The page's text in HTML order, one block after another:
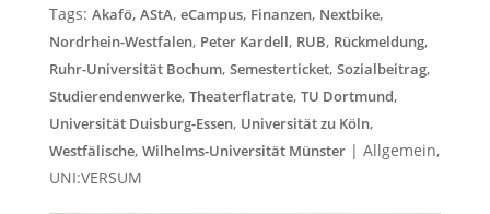
Tags: Akafö, AStA, eCampus, Finanzen, Nextbike,
Nordrhein-Westfalen, Peter Kardell, RUB, Rückmeldung,
Ruhr-Universität Bochum, Semesterticket, Sozialbeitrag,
Studierendenwerke, Theaterflatrate, TU Dortmund,
Universität Duisburg-Essen, Universität zu Köln,
Westfälische, Wilhelms-Universität Münster| Allgemein,
UNI:VERSUM